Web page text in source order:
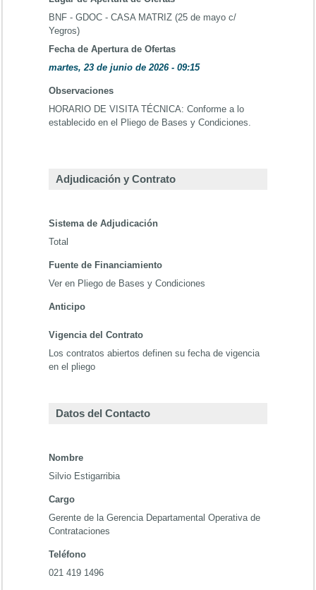
BNF - GDOC - CASA MATRIZ (25 de mayo c/
Yegros)
Fecha de Apertura de Ofertas
martes, 23 de junio de 2026 - 09:15
Observaciones
HORARIO DE VISITA TÉCNICA: Conforme a lo
establecido en el Pliego de Bases y Condiciones.
Adjudicación y Contrato
Sistema de Adjudicación
Total
Fuente de Financiamiento
Ver en Pliego de Bases y Condiciones
Anticipo
Vigencia del Contrato
Los contratos abiertos definen su fecha de vigencia
en el pliego
Datos del Contacto
Nombre
Silvio Estigarribia
Cargo
Gerente de la Gerencia Departamental Operativa de
Contrataciones
Teléfono
021 419 1496